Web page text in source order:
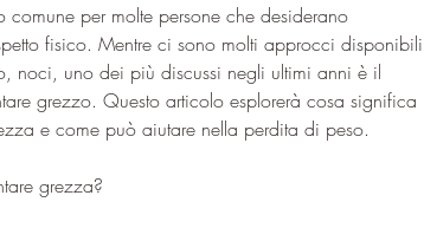
per molte persone che desiderano
fisico. Mentre ci sono molti approcci disponibili
noci, uno dei più discussi negli ultimi anni è il
grezzo. Questo articolo esplorerà cosa significa
e come può aiutare nella perdita di peso.
grezza?